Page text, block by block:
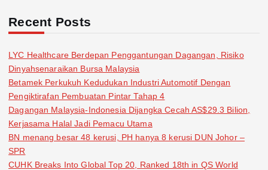
Recent Posts
LYC Healthcare Berdepan Penggantungan Dagangan, Risiko
Dinyahsenaraikan Bursa Malaysia
Betamek Perkukuh Kedudukan Industri Automotif Dengan
Pengiktirafan Pembuatan Pintar Tahap 4
Dagangan Malaysia-Indonesia Dijangka Cecah AS$29.3 Bilion,
Kerjasama Halal Jadi Pemacu Utama
BN menang besar 48 kerusi, PH hanya 8 kerusi DUN Johor –
SPR
CUHK Breaks Into Global Top 20, Ranked 18th in QS World